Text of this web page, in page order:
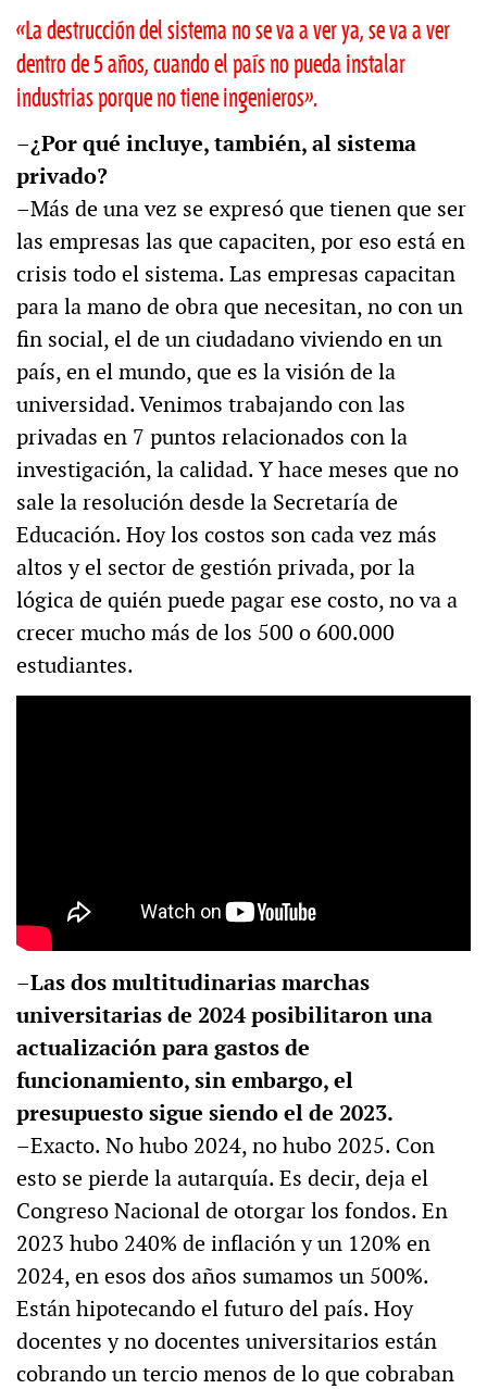
«La destrucción del sistema no se va a ver ya, se va a ver
dentro de 5 años, cuando el país no pueda instalar
industrias porque no tiene ingenieros».
–¿Por qué incluye, también, al sistema
privado?
–Más de una vez se expresó que tienen que ser
las empresas las que capaciten, por eso está en
crisis todo el sistema. Las empresas capacitan
para la mano de obra que necesitan, no con un
fin social, el de un ciudadano viviendo en un
país, en el mundo, que es la visión de la
universidad. Venimos trabajando con las
privadas en 7 puntos relacionados con la
investigación, la calidad. Y hace meses que no
sale la resolución desde la Secretaría de
Educación. Hoy los costos son cada vez más
altos y el sector de gestión privada, por la
lógica de quién puede pagar ese costo, no va a
crecer mucho más de los 500 o 600.000
estudiantes.
–Las dos multitudinarias marchas
universitarias de 2024 posibilitaron una
actualización para gastos de
funcionamiento, sin embargo, el
presupuesto sigue siendo el de 2023.
–Exacto. No hubo 2024, no hubo 2025. Con
esto se pierde la autarquía. Es decir, deja el
Congreso Nacional de otorgar los fondos. En
2023 hubo 240% de inflación y un 120% en
2024, en esos dos años sumamos un 500%.
Están hipotecando el futuro del país. Hoy
docentes y no docentes universitarios están
cobrando un tercio menos de lo que cobraban